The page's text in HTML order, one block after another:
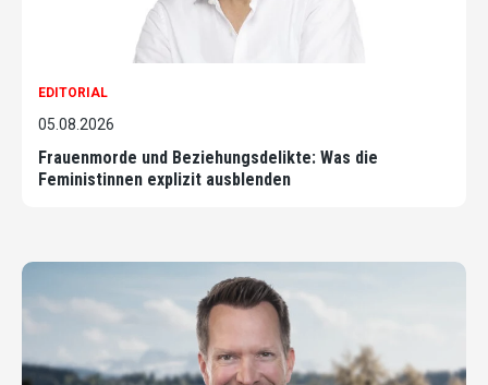
EDITORIAL
05.08.2026
Frauenmorde und Beziehungsdelikte: Was die
Feministinnen explizit ausblenden